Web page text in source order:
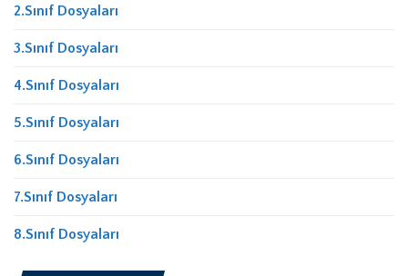
2.Sınıf Dosyaları
3.Sınıf Dosyaları
4.Sınıf Dosyaları
5.Sınıf Dosyaları
6.Sınıf Dosyaları
7.Sınıf Dosyaları
8.Sınıf Dosyaları